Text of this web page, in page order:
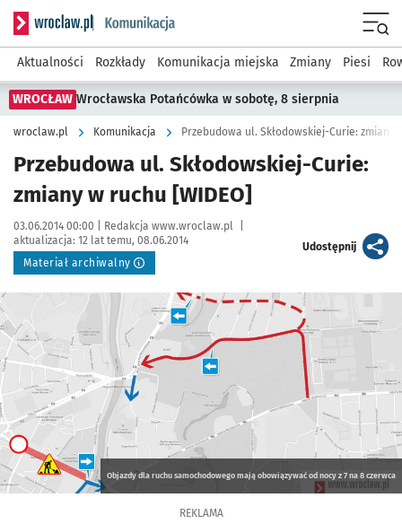
Serwis informacyjny wroclaw.pl podserwis: Komunikacja
Aktualności Rozkłady Komunikacja miejska Zmiany Piesi
WROCŁAW Wrocławska Potańcówka w sobotę, 8 sierpnia
wroclaw.pl Komunikacja Przebudowa ul. Skłodowskiej-Curie: zmiany
Przebudowa ul. Skłodowskiej-Curie:
zmiany w ruchu [WIDEO]
Data publikacji:
03.06.2014 00:00 | Autor:
Redakcja www.wroclaw.pl
aktualizacja: 12 lat temu, 08.06.2014
Materiał archiwalny
Udostępnijartykuł
Kliknij, aby powiększyć
Objazdy dla ruchu samochodowego mają obowiązywać od nocy z 7 na 8 czerwca
REKLAMA